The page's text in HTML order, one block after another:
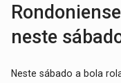
neste
Neste sábado a bola